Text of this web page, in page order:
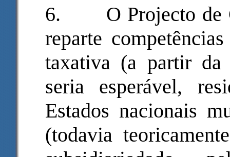
6. O Projecto de
reparte
taxativa (a partir da
seria esperável,
Estados nacionais
(todavia